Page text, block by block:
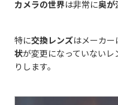
カメラの世界は非常に奥が
特に交換レンズはメーカー
状が変更になっていない
りします。